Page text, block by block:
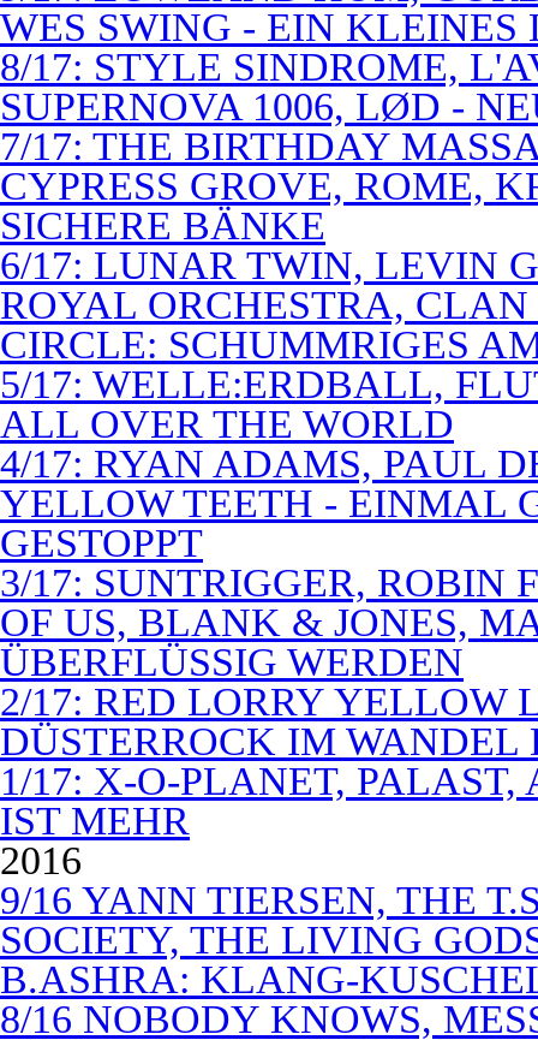
WES SWING - EIN KLEINES
8/17: STYLE SINDROME,
SUPERNOVA 1006, LØD -
7/17: THE BIRTHDAY
CYPRESS GROVE, ROME,
SICHERE BÄNKE
6/17: LUNAR TWIN, LEVIN
ROYAL ORCHESTRA,
CIRCLE: SCHUMMRIGES
5/17: WELLE:ERDBALL,
ALL OVER THE WORLD
4/17: RYAN ADAMS, PAUL
YELLOW TEETH - EINMAL
GESTOPPT
3/17: SUNTRIGGER, ROBIN
OF US, BLANK & JONES,
ÜBERFLÜSSIG WERDEN
2/17: RED LORRY YELLOW
DÜSTERROCK IM WANDEL
1/17: X-O-PLANET,
IST MEHR
2016
9/16 YANN TIERSEN, THE
SOCIETY, THE LIVING
B.ASHRA: KLANG-
8/16 NOBODY KNOWS,